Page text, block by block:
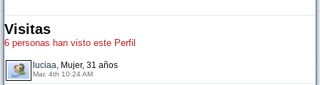
Visitas
6 personas han visto este Perfil
luciaa, Mujer, 31 años
Mar. 4th 10:24 AM